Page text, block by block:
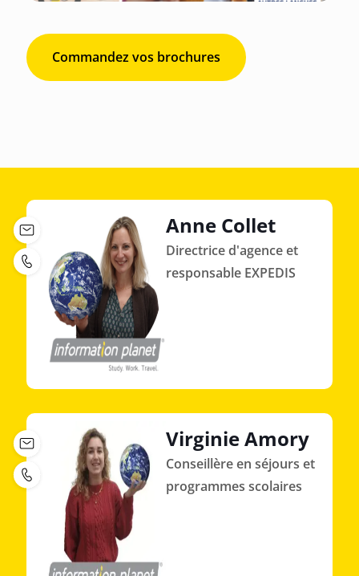
Commandez vos brochures
Anne Collet
Directrice d'agence et
responsable EXPEDIS
Virginie Amory
Conseillère en séjours et
programmes scolaires